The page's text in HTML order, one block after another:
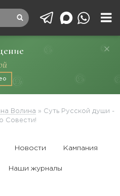
Волина » Суть Русской души -
Совести!
Новости Кампания
Наши журналы